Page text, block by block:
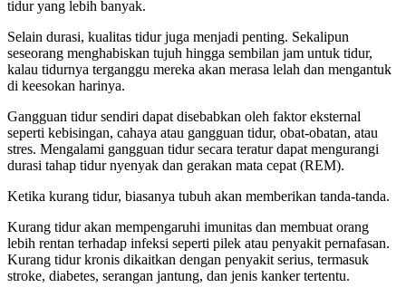
tidur yang lebih banyak.
Selain durasi, kualitas tidur juga menjadi penting. Sekalipun
seseorang menghabiskan tujuh hingga sembilan jam untuk tidur,
kalau tidurnya terganggu mereka akan merasa lelah dan mengantuk
di keesokan harinya.
Gangguan tidur sendiri dapat disebabkan oleh faktor eksternal
seperti kebisingan, cahaya atau gangguan tidur, obat-obatan, atau
stres. Mengalami gangguan tidur secara teratur dapat mengurangi
durasi tahap tidur nyenyak dan gerakan mata cepat (REM).
Ketika kurang tidur, biasanya tubuh akan memberikan tanda-tanda.
Kurang tidur akan mempengaruhi imunitas dan membuat orang
lebih rentan terhadap infeksi seperti pilek atau penyakit pernafasan.
Kurang tidur kronis dikaitkan dengan penyakit serius, termasuk
stroke, diabetes, serangan jantung, dan jenis kanker tertentu.